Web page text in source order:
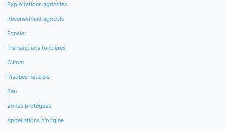
Exploitations agricoles
Recensement agricole
Foncier
Transactions foncières
Climat
Risques naturels
Eau
Zones protégées
Appellations d'origine